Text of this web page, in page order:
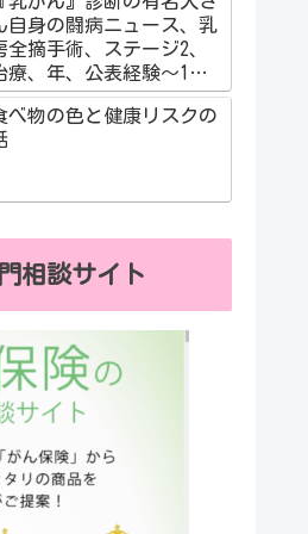
自身の闘病ニュース、乳
全摘手術、ステージ2、
療、年、公表経験～1度
けの人生、自分の気づき
べ物の色と健康リスクの
相談サイト